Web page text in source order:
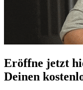
Eröffne jetzt
Deinen